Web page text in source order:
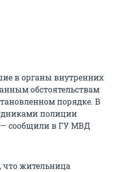
в органы внутренних
обстоятельствам
порядке. В
полиции
— сообщили в ГУ МВД
что жительница